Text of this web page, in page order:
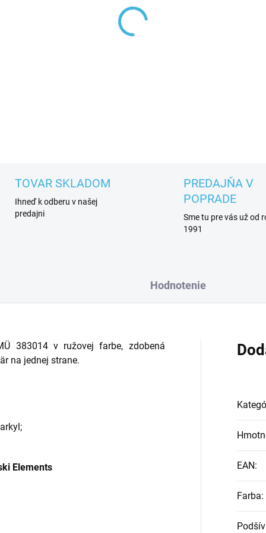
TOVAR SKLADOM
Ihneď k odberu v našej
predajni
PREDAJŇA V
POPRADE
Sme tu pre vás už od
1991
Hodnotenie
383014 v ružovej farbe, zdobená
na jednej strane.
Elements EAN:
Farba: